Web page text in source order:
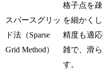
スパースグリッ
ド法（Sparse
Grid Method）
格子点を
を細かく
精度も適
雑で、滑
す。